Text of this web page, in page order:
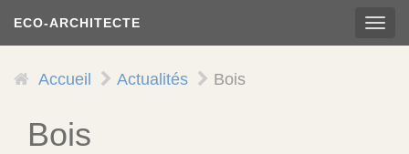
contenu
ECO-ARCHITECTE
Accueil Actualités Bois
Bois